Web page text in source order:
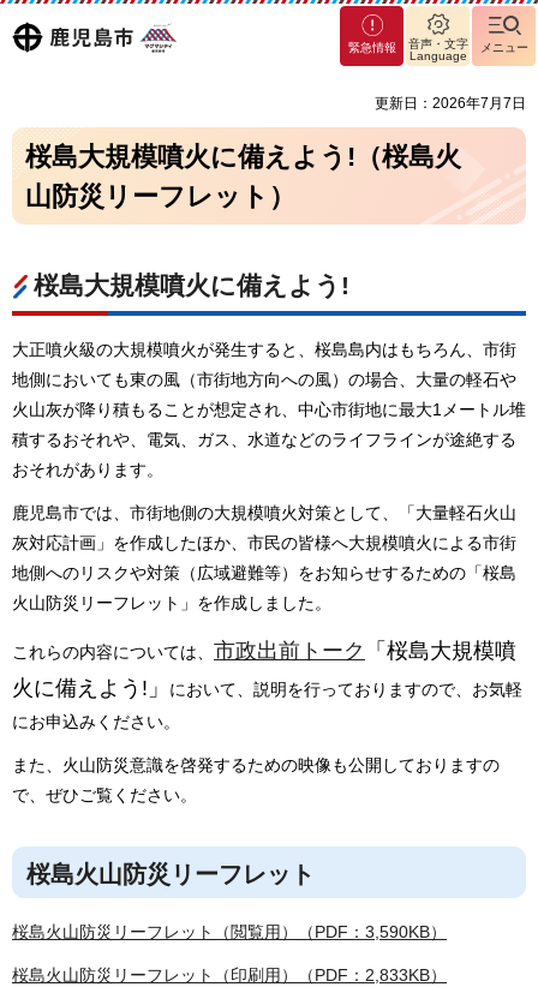
鹿児島
マグ
マシ
緊急情報
音声・文字
Language
メニュー
更新日：2026年7月7日
桜島大規模噴火に備えよう!（桜島火
山防災リーフレット）
桜島大規模噴火に備えよう!
大正噴火級の大規模噴火が発生すると、桜島島内はもちろん、市街
地側においても東の風（市街地方向への風）の場合、大量の軽石や
火山灰が降り積もることが想定され、中心市街地に最大1メートル堆
積するおそれや、電気、ガス、水道などのライフラインが途絶する
おそれがあります。
鹿児島市では、市街地側の大規模噴火対策として、「大量軽石火山
灰対応計画」を作成したほか、市民の皆様へ大規模噴火による市街
地側へのリスクや対策（広域避難等）をお知らせするための「桜島
火山防災リーフレット」を作成しました。
これらの内容については、 市政出前トーク
「桜島大規模噴
火に備えよう!」
において、説明を行っておりますので、お気軽
にお申込みください。
また、火山防災意識を啓発するための映像も公開しておりますの
で、ぜひご覧ください。
桜島火山防災リーフレット
桜島火山防災リーフレット（閲覧用）（PDF：3,590KB）
桜島火山防災リーフレット（印刷用）（PDF：2,833KB）